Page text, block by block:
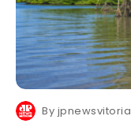
By jpnewsvitoria